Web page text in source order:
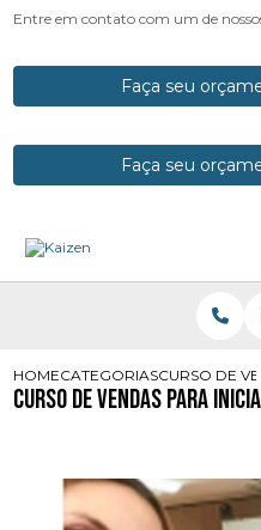
Entre em contato com um de
Faça seu
Faça seu
HOMECATEGORIASCURSO DE
Curso de Vendas para